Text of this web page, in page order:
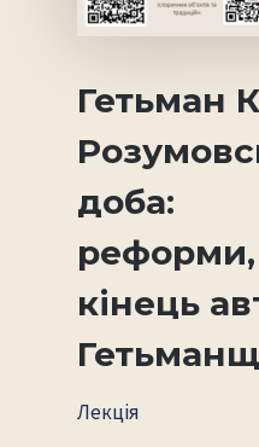
Гетьман
доба:
реформи,
кінець
Лекція